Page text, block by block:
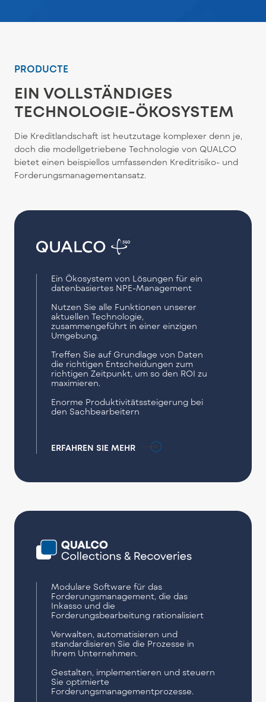
PRODUCTE
EIN VOLLSTÄNDIGES
TECHNOLOGIE-ÖKOSYSTEM
Die Kreditlandschaft ist heutzutage komplexer denn je,
doch die modellgetriebene Technologie von QUALCO
bietet einen beispiellos umfassenden Kreditrisiko- und
Forderungsmanagementansatz.
Ein Ökosystem von Lösungen für ein
datenbasiertes NPE-Management
Nutzen Sie alle Funktionen unserer
aktuellen Technologie,
zusammengeführt in einer einzigen
Umgebung.
Treffen Sie auf Grundlage von Daten
die richtigen Entscheidungen zum
richtigen Zeitpunkt, um so den ROI zu
maximieren.
Enorme Produktivitätssteigerung bei
den Sachbearbeitern
ERFAHREN SIE MEHR
Modulare Software für das
Forderungsmanagement, die das
Inkasso und die
Forderungsbearbeitung rationalisiert
Verwalten, automatisieren und
standardisieren Sie die Prozesse in
Ihrem Unternehmen.
Gestalten, implementieren und steuern
Sie optimierte
Forderungsmanagementprozesse.